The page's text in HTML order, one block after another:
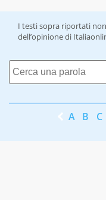
I testi sopra riportati
dell’opinione di
A B C